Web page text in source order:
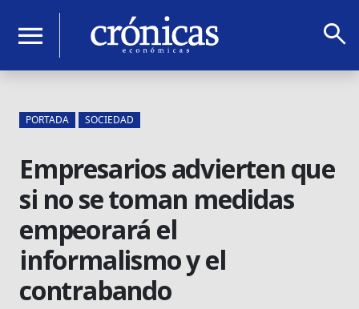
menu search
PORTADA SOCIEDAD
Empresarios advierten que
si no se toman medidas
empeorará el
informalismo y el
contrabando